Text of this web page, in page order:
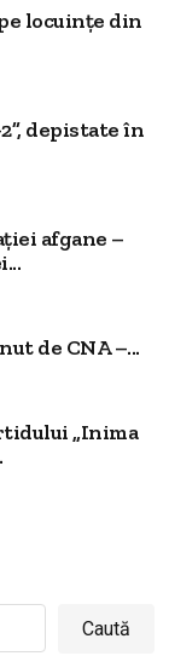
locuințe din
depistate în
afgane –
de CNA –...
„Inima